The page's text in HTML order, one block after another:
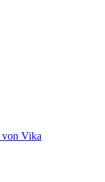
von Vika